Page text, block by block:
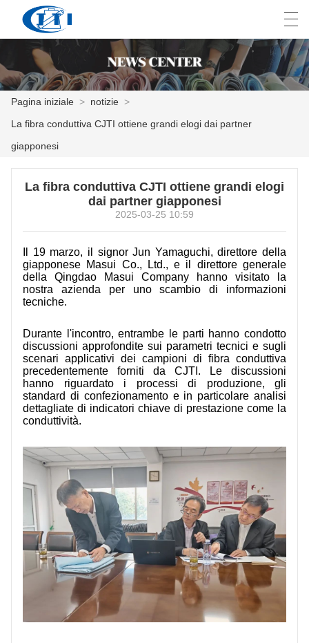
PERSONALIZZAZIONE
NOTIZIE
INDUSTRIA
VIDEO
العربية česky Deutsch English
Pagina iniziale > notizie >
La fibra conduttiva CJTI ottiene grandi elogi dai partner
giapponesi
La fibra conduttiva CJTI ottiene grandi elogi
dai partner giapponesi
2025-03-25 10:59
Il 19 marzo, il signor Jun Yamaguchi, direttore della
giapponese Masui Co., Ltd., e il direttore generale
della Qingdao Masui Company hanno visitato la
nostra azienda per uno scambio di informazioni
tecniche.
Durante l'incontro, entrambe le parti hanno condotto
discussioni approfondite sui parametri tecnici e sugli
scenari applicativi dei campioni di fibra conduttiva
precedentemente forniti da CJTI. Le discussioni
hanno riguardato i processi di produzione, gli
standard di confezionamento e in particolare analisi
dettagliate di indicatori chiave di prestazione come la
conduttività.